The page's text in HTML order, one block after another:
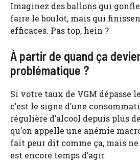
Imaginez des ballons qui
faire le boulot, mais qui
efficaces. Pas top, hein ?
À partir de quand ça
problématique ?
Si votre taux de VGM dépasse
c’est le signe d’une
régulière d’alcool depuis plus
qu’on appelle une anémie
fait peur dit comme ça, mais
est encore temps d’agir.